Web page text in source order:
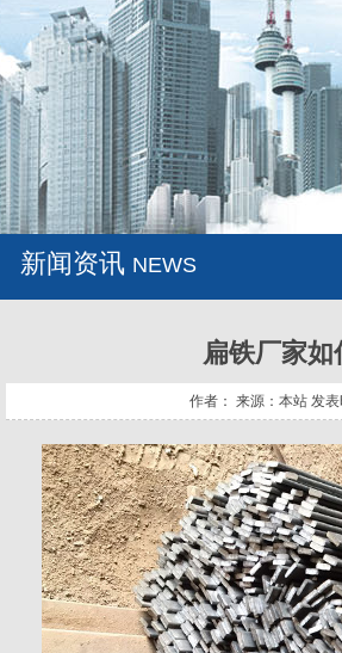
新闻资讯 NEWS
扁铁厂家如
作者： 来源：本站 发